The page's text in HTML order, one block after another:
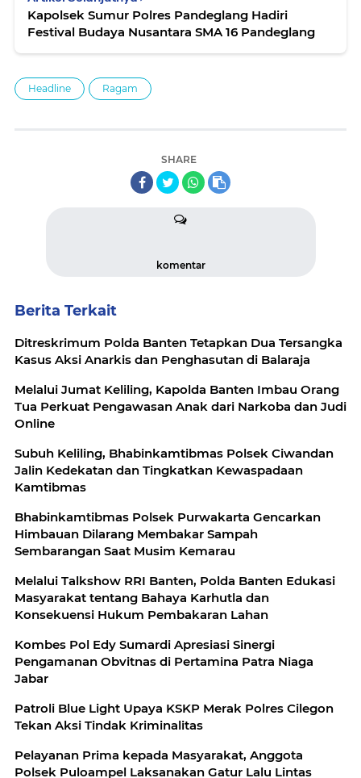
Kapolsek Sumur Polres Pandeglang Hadiri
Festival Budaya Nusantara SMA 16 Pandeglang
Headline Ragam
SHARE
komentar
Berita Terkait
Ditreskrimum Polda Banten Tetapkan Dua Tersangka
Kasus Aksi Anarkis dan Penghasutan di Balaraja
Melalui Jumat Keliling, Kapolda Banten Imbau Orang
Tua Perkuat Pengawasan Anak dari Narkoba dan Judi
Online
Subuh Keliling, Bhabinkamtibmas Polsek Ciwandan
Jalin Kedekatan dan Tingkatkan Kewaspadaan
Kamtibmas
Bhabinkamtibmas Polsek Purwakarta Gencarkan
Himbauan Dilarang Membakar Sampah
Sembarangan Saat Musim Kemarau
Melalui Talkshow RRI Banten, Polda Banten Edukasi
Masyarakat tentang Bahaya Karhutla dan
Konsekuensi Hukum Pembakaran Lahan
Kombes Pol Edy Sumardi Apresiasi Sinergi
Pengamanan Obvitnas di Pertamina Patra Niaga
Jabar
Patroli Blue Light Upaya KSKP Merak Polres Cilegon
Tekan Aksi Tindak Kriminalitas
Pelayanan Prima kepada Masyarakat, Anggota
Polsek Puloampel Laksanakan Gatur Lalu Lintas